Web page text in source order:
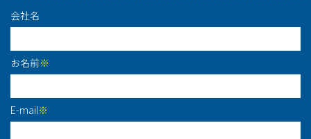
会社名
お名前※
E-mail※